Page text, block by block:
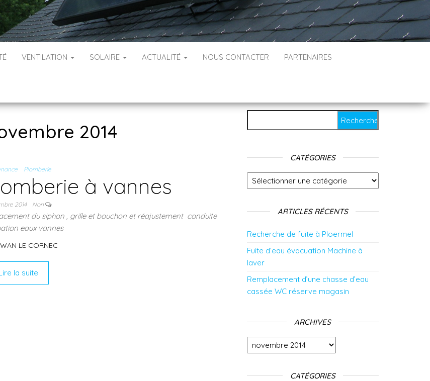
VENTILATION SOLAIRE ACTUALITÉ NOUS CONTACTER PARTENAIRES
2014
Plomberie
à vannes
2014 Non
du siphon , grille et bouchon et réajustement conduite
eaux vannes
LE CORNEC
la suite
CATÉGORIES
Catégories
ARTICLES RÉCENTS
Recherche de fuite à Ploermel
Fuite d’eau évacuation Machine à
laver
Remplacement d’une chasse d’eau
cassée WC réserve magasin
ARCHIVES
Archives
CATÉGORIES